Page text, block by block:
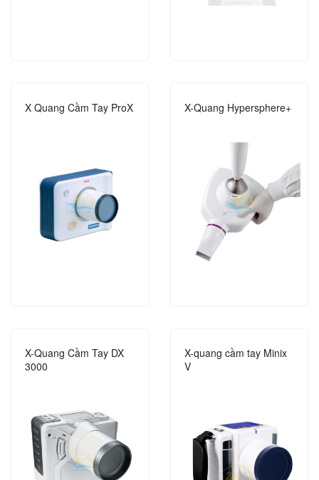
X Quang Cầm Tay ProX X-Quang Hypersphere+
X-Quang Cầm Tay DX
3000
X-quang cầm tay Minix
V